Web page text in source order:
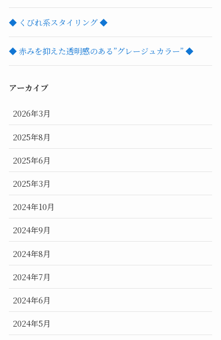
◆ くびれ系スタイリング ◆
◆ 赤みを抑えた透明感のある”グレージュカラー” ◆
アーカイブ
2026年3月
2025年8月
2025年6月
2025年3月
2024年10月
2024年9月
2024年8月
2024年7月
2024年6月
2024年5月